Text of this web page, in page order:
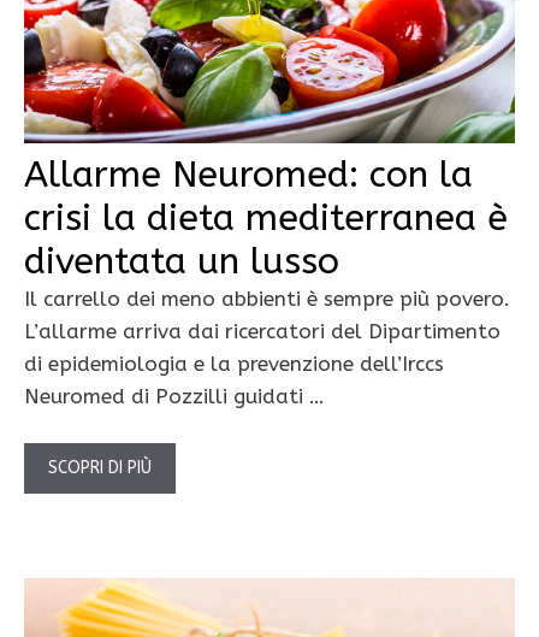
Allarme Neuromed: con la
crisi la dieta mediterranea è
diventata un lusso
Il carrello dei meno abbienti è sempre più povero.
L’allarme arriva dai ricercatori del Dipartimento
di epidemiologia e la prevenzione dell’Irccs
Neuromed di Pozzilli guidati …
SCOPRI DI PIÙ